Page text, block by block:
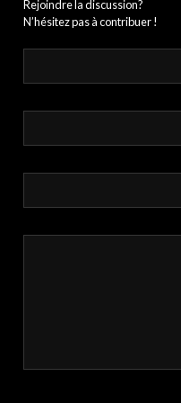
Rejoindre la discussion?
N’hésitez pas à contribuer !